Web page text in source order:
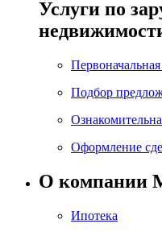
Услуги по
Подбор
Оформление
О компании
Ипотека